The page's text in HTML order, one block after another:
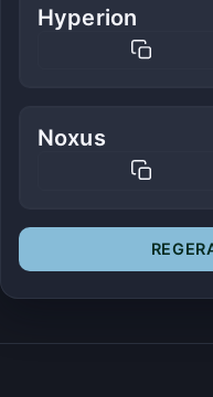
Hyperion
Noxus